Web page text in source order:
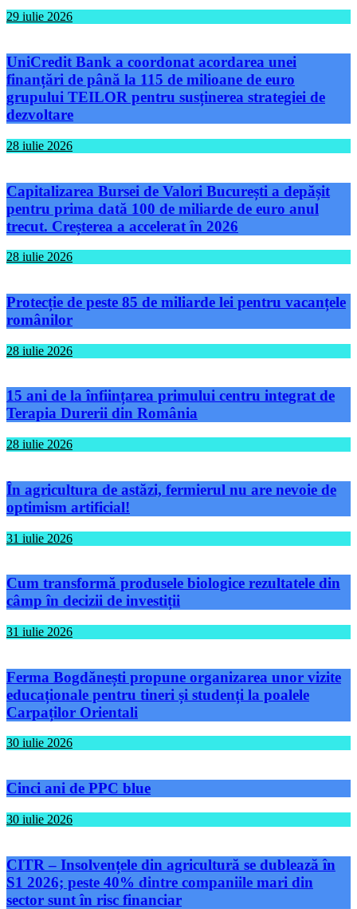
29 iulie 2026
UniCredit Bank a coordonat acordarea unei
finanțări de până la 115 de milioane de euro
grupului TEILOR pentru susținerea strategiei de
dezvoltare
28 iulie 2026
Capitalizarea Bursei de Valori București a depășit
pentru prima dată 100 de miliarde de euro anul
trecut. Creșterea a accelerat în 2026
28 iulie 2026
Protecție de peste 85 de miliarde lei pentru vacanțele
românilor
28 iulie 2026
15 ani de la înființarea primului centru integrat de
Terapia Durerii din România
28 iulie 2026
În agricultura de astăzi, fermierul nu are nevoie de
optimism artificial!
31 iulie 2026
Cum transformă produsele biologice rezultatele din
câmp în decizii de investiții
31 iulie 2026
Ferma Bogdănești propune organizarea unor vizite
educaționale pentru tineri și studenți la poalele
Carpaților Orientali
30 iulie 2026
Cinci ani de PPC blue
30 iulie 2026
CITR – Insolvențele din agricultură se dublează în
S1 2026; peste 40% dintre companiile mari din
sector sunt în risc financiar